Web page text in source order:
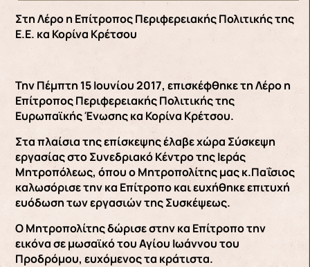
Στη Λέρο η Επίτροπος Περιφερειακής Πολιτικής της
Ε.Ε. κα Κορίνα Κρέτσου
Την Πέμπτη 15 Ιουνίου 2017, επισκέφθηκε τη Λέρο η
Επίτροπος Περιφερειακής Πολιτικής της
Ευρωπαϊκής Ένωσης κα Κορίνα Κρέτσου.
Στα πλαίσια της επίσκεψης έλαβε χώρα Σύσκεψη
εργασίας στο Συνεδριακό Κέντρο της Ιεράς
Μητροπόλεως, όπου ο Μητροπολίτης μας κ.Παΐσιος
καλωσόρισε την κα Επίτροπο και ευχήθηκε επιτυχή
ευόδωση των εργασιών της Συσκέψεως.
Ο Μητροπολίτης δώρισε στην κα Επίτροπο την
εικόνα σε μωσαϊκό του Αγίου Ιωάννου του
Προδρόμου, ευχόμενος τα κράτιστα.